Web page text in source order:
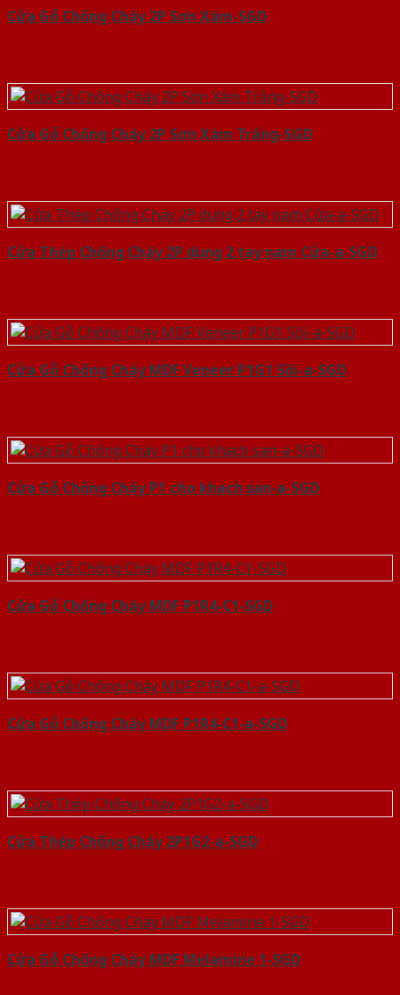
Cửa Gỗ Chống Cháy 2P Sơn Xám-SGD
Cửa Gỗ Chống Cháy 2P Sơn Xám Trắng-SGD
Cửa Thép Chống Cháy 2P dung 2 tay nam Cửa-a-SGD
Cửa Gỗ Chống Cháy MDF Veneer P1G1 Sồi-a-SGD
Cửa Gỗ Chống Cháy P1 cho khach san-a-SGD
Cửa Gỗ Chống Cháy MDF P1R4-C1-SGD
Cửa Gỗ Chống Cháy MDF P1R4-C1-a-SGD
Cửa Thép Chống Cháy 2P1G2-a-SGD
Cửa Gỗ Chống Cháy MDF Melamine 1-SGD